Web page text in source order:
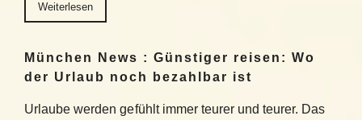
Weiterlesen
München News : Günstiger reisen: Wo
der Urlaub noch bezahlbar ist
Urlaube werden gefühlt immer teurer und teurer. Das